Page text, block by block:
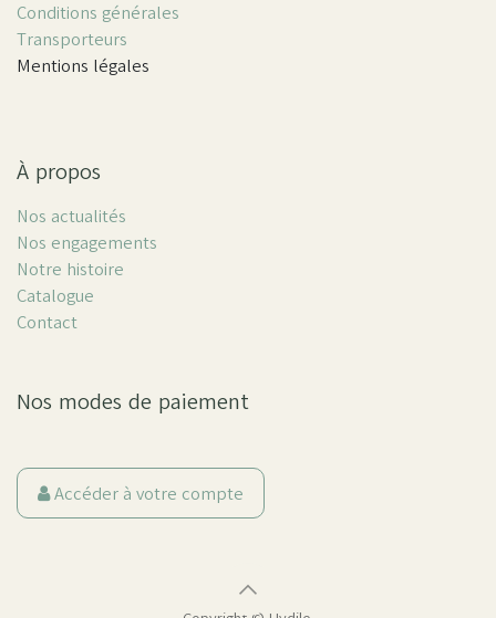
Conditions générales
Transporteurs
Mentions légales
À propos
Nos actualités
Nos engagements
Notre histoire
Catalogue
Contact
Nos modes de paiement
Accéder à votre compte